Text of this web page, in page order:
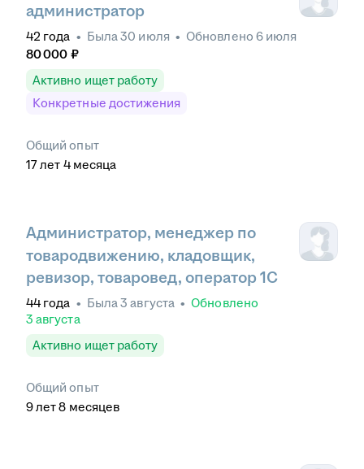
администратор
42 года • Была30 июля • Обновлено 6 июля
80 000 ₽
Активно ищет работу
Конкретные достижения
Общий опыт
17лет 4 месяца
Администратор, менеджер по
товародвижению, кладовщик,
ревизор, товаровед, оператор 1С
44 года • Была3 августа • Обновлено
3 августа
Активно ищет работу
Общий опыт
9лет 8 месяцев